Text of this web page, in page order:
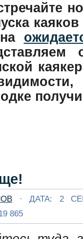
кратко,
информативно.
впечатление:
подготовки
несколько лет
просто до
Никаких ...Далее...
Как
Люди обычно
запасном весле,
кто-то из друзей
или теряет
Предположим,
· ДАТА: 2
865